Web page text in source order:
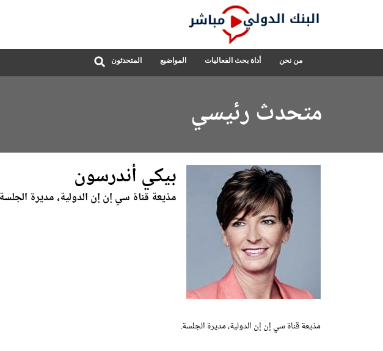
Navigation
البنك
الدولي
مباشر
من نحن أداة بحث الفعاليات المواضيع المتحدثون Global
Search
متحدث رئيسي
بيكي أندرسون
مذيعة قناة سي إن إن الدولية، مديرة الجلسة
مذيعة قناة سي إن إن الدولية، مديرة الجلسة.